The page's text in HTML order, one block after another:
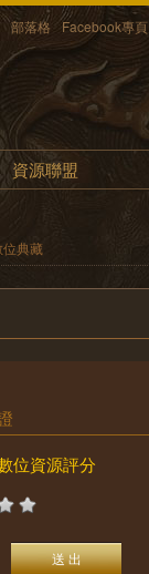
部落格 Facebook專頁
資源聯盟
典藏
位資源評分